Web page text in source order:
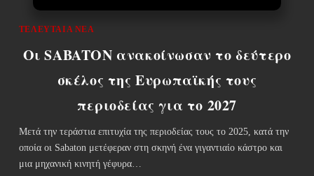
ΤΕΛΕΥΤΑΊΑ ΝΈΑ
Οι SABATON ανακοίνωσαν το δεύτερο
σκέλος της Ευρωπαϊκής τους
περιοδείας για το 2027
Μετά την τεράστια επιτυχία της περιοδείας τους το 2025, κατά την
οποία οι Sabaton μετέφεραν στη σκηνή ένα γιγαντιαίο κάστρο και
μια μηχανική κινητή γέφυρα…